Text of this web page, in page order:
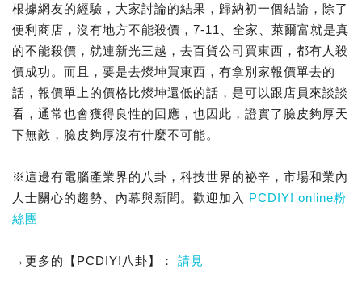
根據網友的經驗，大家討論的結果，歸納初一個結論，除了
便利商店，沒有地方不能殺價，7-11、全家、萊爾富就是真
的不能殺價，就連新光三越，去百貨公司買東西，都有人殺
價成功。而且，要是去燦坤買東西，有拿別家報價單去的
話，報價單上的價格比燦坤還低的話，是可以跟店員來談談
看，通常也會獲得良性的回應，也因此，證實了臉皮夠厚天
下無敵，臉皮夠厚沒有什麼不可能。
※這邊有電腦產業界的八卦，科技世界的祕辛，市場和業內
人士關心的趨勢、內幕與新聞。歡迎加入 PCDIY! online粉
絲團
→更多的【PCDIY!八卦】： 請見